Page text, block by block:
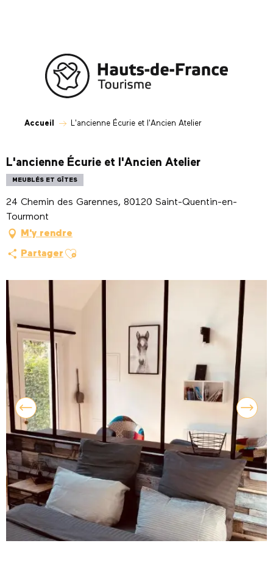
Accueil L'ancienne Écurie et l'Ancien Atelier
L'ancienne Écurie et l'Ancien Atelier
MEUBLÉS ET GÎTES
24 Chemin des Garennes, 80120 Saint-Quentin-en-
Tourmont
M'y rendre
Partager Ajouter aux favoris